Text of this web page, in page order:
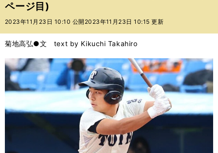
テ
ー
バ
ページ目)
2023年11月23日 10:10 公開 2023年11月23日 10:15 更新
菊地高弘●文 text by Kikuchi Takahiro